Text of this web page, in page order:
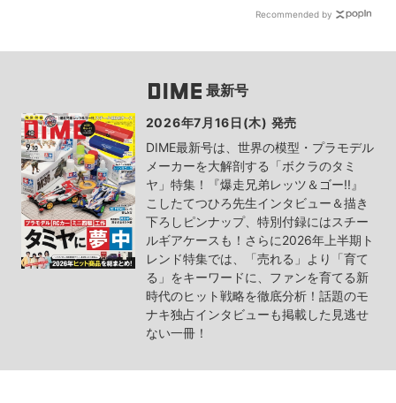
Recommended by
最新号
2026年7月16日(木) 発売
DIME最新号は、世界の模型・プラモデル
メーカーを大解剖する「ボクラのタミ
ヤ」特集！『爆走兄弟レッツ＆ゴー!!』
こしたてつひろ先生インタビュー＆描き
下ろしピンナップ、特別付録にはスチー
ルギアケースも！さらに2026年上半期ト
レンド特集では、「売れる」より「育て
る」をキーワードに、ファンを育てる新
時代のヒット戦略を徹底分析！話題のモ
ナキ独占インタビューも掲載した見逃せ
ない一冊！